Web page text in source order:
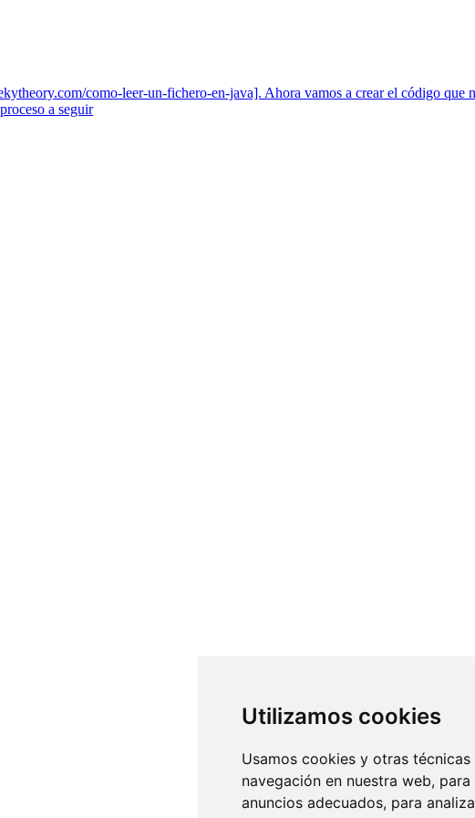
Utilizamos cookies
Usamos cookies y otras
navegación en nuestra web,
anuncios adecuados, para
como-leer-un-fichero-en-java]. Ahora vamos a crear el código que
a seguir